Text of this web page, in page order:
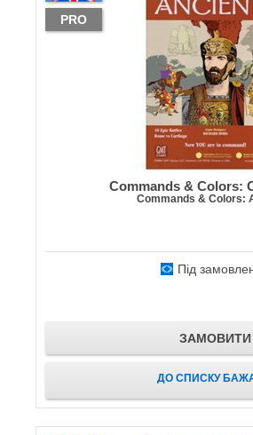
PRO
Commands & Colors:
Commands & Colors:
Під
ЗАМОВИТИ
ДО СПИСКУ